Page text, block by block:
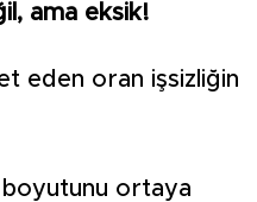
ama eksik!
eden oran işsizliğin
ortaya